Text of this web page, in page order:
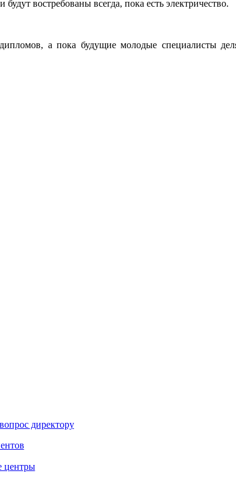
востребованы всегда, пока есть электричество.
а пока будущие молодые специалисты